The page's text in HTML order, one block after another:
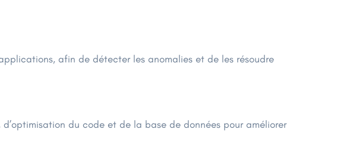
afin de détecter les anomalies et de les résoudre
du code et de la base de données pour améliorer